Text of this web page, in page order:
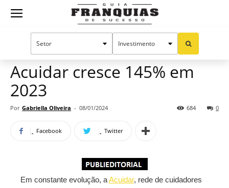
Guia
Mercado de franquias Publieditorial
Acuidar cresce 145% em
2023
Por Gabriella Oliveira - 08/01/2024 0
684
Facebook Twitter
Em constante evolução, aAcuidar, rede de cuidadores